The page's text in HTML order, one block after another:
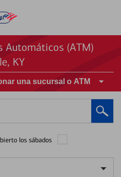
Automáticos (ATM)
KY
una sucursal o ATM
los sábados